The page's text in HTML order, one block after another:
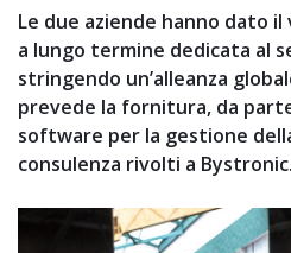
Le due aziende hanno dato il
a lungo termine dedicata al
stringendo un’alleanza
prevede la fornitura, da
software per la gestione
consulenza rivolti a Bystronic.